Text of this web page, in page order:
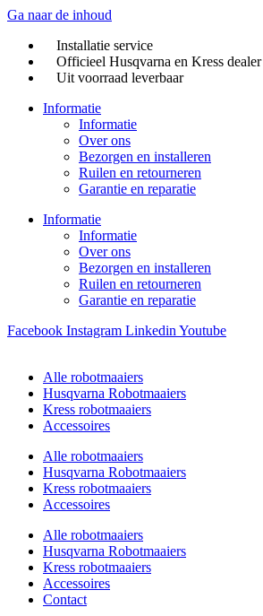
Ga naar de inhoud
Installatie service
Officieel Husqvarna en Kress dealer
Uit voorraad leverbaar
Informatie
Informatie
Over ons
Bezorgen en installeren
Ruilen en retourneren
Garantie en reparatie
Informatie
Informatie
Over ons
Bezorgen en installeren
Ruilen en retourneren
Garantie en reparatie
Facebook Instagram Linkedin Youtube
Alle robotmaaiers
Husqvarna Robotmaaiers
Kress robotmaaiers
Accessoires
Alle robotmaaiers
Husqvarna Robotmaaiers
Kress robotmaaiers
Accessoires
Alle robotmaaiers
Husqvarna Robotmaaiers
Kress robotmaaiers
Accessoires
Contact